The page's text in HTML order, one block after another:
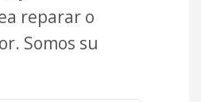
reparar o
Somos su